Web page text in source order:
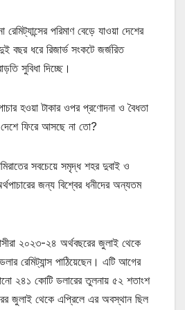
পরিমাণ বেড়ে যাওয়া দেশের
ধরে রিজার্ভ সংকটে জর্জরিত
সুবিধা দিচ্ছে।
হওয়া টাকার ওপর প্রণোদনা ও বৈধতা
দেশে ফিরে আসছে না তো?
সবচেয়ে সমৃদ্ধ শহর দুবাই ও
জন্য বিশ্বের ধনীদের অন্যতম
২০২৩-২৪ অর্থবছরের জুলাই থেকে
রেমিট্যান্স পাঠিয়েছেন। এটি আগের
২৪১ কোটি ডলারের তুলনায় ৫২ শতাংশ
জুলাই থেকে এপ্রিলে এর অবস্থান ছিল